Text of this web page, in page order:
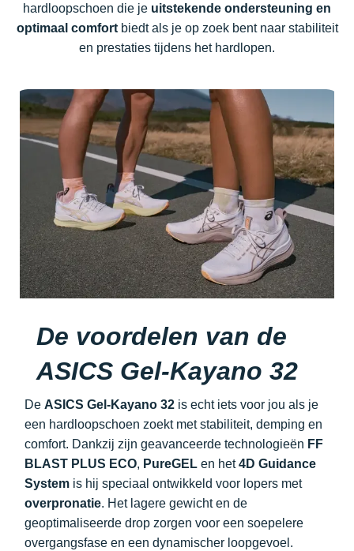
hardloopschoen die je uitstekende ondersteuning en
optimaal comfortbiedt als je op zoek bent naar stabiliteit
en prestaties tijdens het hardlopen.
De voordelen van de
ASICS Gel-Kayano 32
De ASICS Gel-Kayano 32 is echt iets voor jou als je
een hardloopschoen zoekt met stabiliteit, demping en
comfort. Dankzij zijn geavanceerde technologieën FF
BLAST PLUS ECO, PureGEL en het4D Guidance
System is hij speciaal ontwikkeld voor lopers met
overpronatie. Het lagere gewicht en de
geoptimaliseerde drop zorgen voor een soepelere
overgangsfase en een dynamischer loopgevoel.